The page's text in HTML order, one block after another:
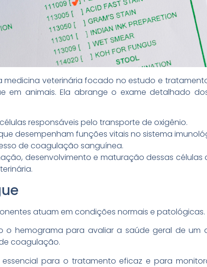
medicina veterinária focado no estudo e
em animais. Ela abrange o exame detalhado
responsáveis pelo transporte de oxigênio.
desempenham funções vitais no sistema
de coagulação sanguínea.
desenvolvimento e maturação dessas células
atuam em condições normais e patológicas.
o hemograma para avaliar a saúde geral de um
coagulação.
para o tratamento eficaz e para